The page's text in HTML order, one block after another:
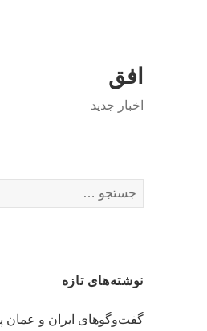
افق
اخبار جدید
برای:
نوشته‌های تازه
گفت‌وگوهای ایران و عمان